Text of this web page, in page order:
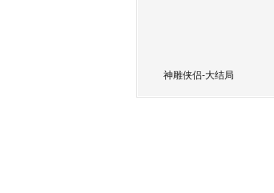
神雕侠侣-大结局